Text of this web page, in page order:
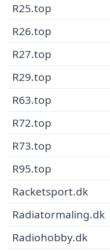
R25.top
R26.top
R27.top
R29.top
R63.top
R72.top
R73.top
R95.top
Racketsport.dk
Radiatormaling.dk
Radiohobby.dk